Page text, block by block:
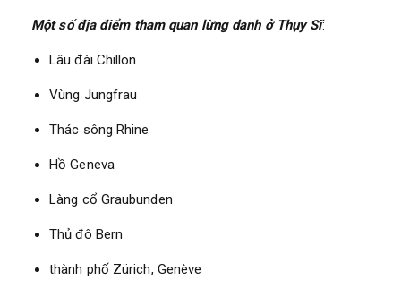
Một số địa điểm tham quan lừng danh ở Thụy Sĩ:
Lâu đài Chillon
Vùng Jungfrau
Thác sông Rhine
Hồ Geneva
Làng cổ Graubunden
Thủ đô Bern
thành phố Zürich, Genève